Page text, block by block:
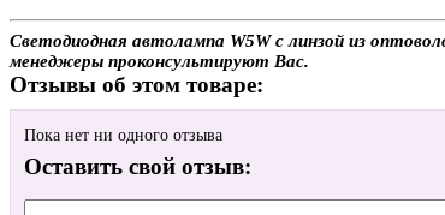
Светодиодная автолампа W5W с линзой из
менеджеры проконсультируют Вас.
Отзывы об этом товаре:
Пока нет ни одного отзыва
Оставить свой отзыв: